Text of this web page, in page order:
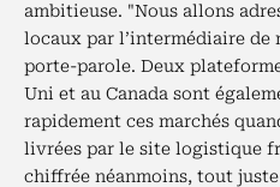
ambitieuse. "Nous allons
locaux par l’intermédiaire
porte-parole. Deux
Uni et au Canada sont
rapidement ces marchés
livrées par le site logistique
chiffrée néanmoins, tout